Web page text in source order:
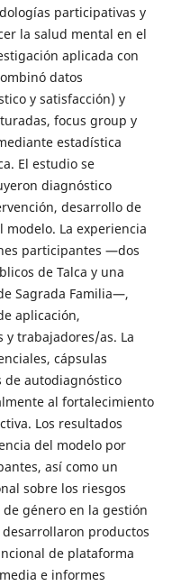
participativas y
la salud mental en el
aplicada con
datos
y satisfacción) y
focus group y
estadística
El estudio se
diagnóstico
desarrollo de
La experiencia
participantes —dos
de Talca y una
Sagrada Familia—,
aplicación,
y trabajadores/as. La
cápsulas
autodiagnóstico
al fortalecimiento
Los resultados
del modelo por
así como un
sobre los riesgos
género en la gestión
productos
de plataforma
e informes